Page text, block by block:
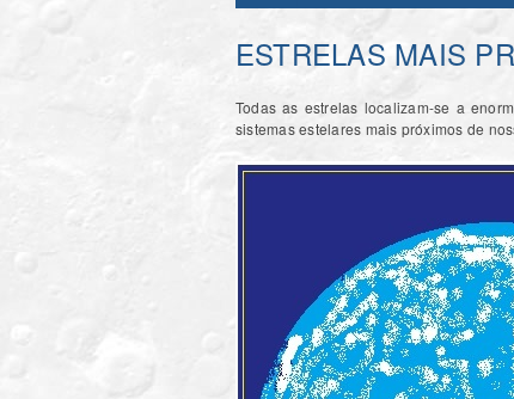
ESTRELAS MAIS
Todas as estrelas localizam-se a
sistemas estelares mais próximos de